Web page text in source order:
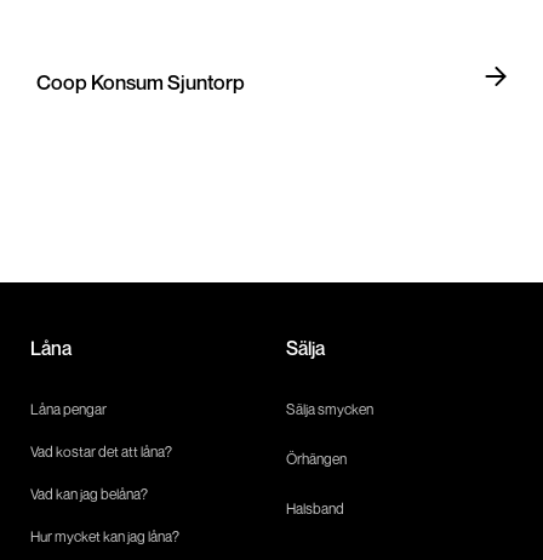
Coop Konsum Sjuntorp
Låna
Låna pengar
Vad kostar det att låna?
Vad kan jag belåna?
Hur mycket kan jag låna?
Sälja
Sälja smycken
Örhängen
Halsband